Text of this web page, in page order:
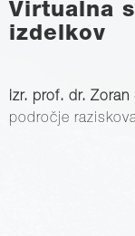
Virtualna
izdelkov
izr. prof. dr. Zoran
področje